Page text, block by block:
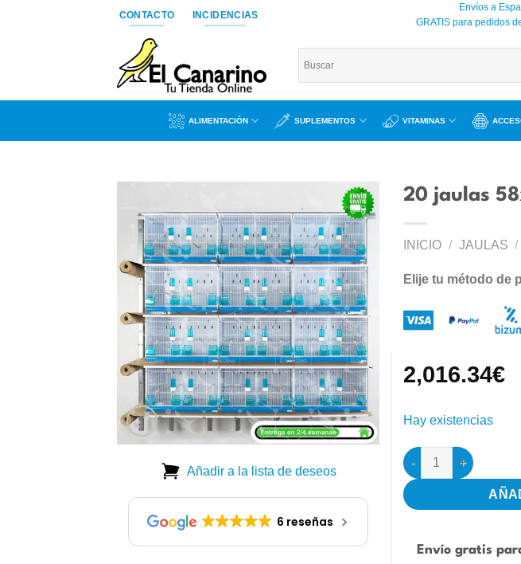
CONTACTO INCIDENCIAS
Envíos a
GRATIS para pedidos
ALIMENTACIÓN SUPLEMENTOS VITAMINAS
Añadir
a la
lista de
deseos
Añadir a la lista de deseos
6 reseñas
20 jaulas
INICIO / JAULAS /
Elije tu método de
2,016.34€
Hay existencias
20 jaulas 58x30x36h
Envío gratis